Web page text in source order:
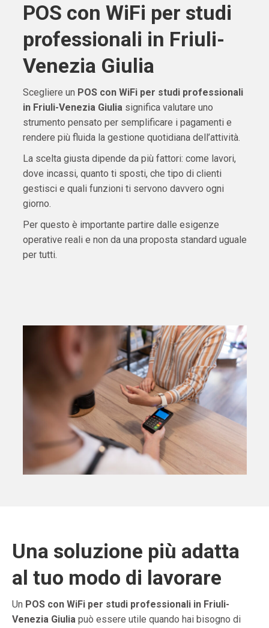
POS con WiFi per studi
professionali in Friuli-
Venezia Giulia
Scegliere un POS con WiFi per studi professionali
in Friuli-Venezia Giuliasignifica valutare uno
strumento pensato per semplificare i pagamenti e
rendere più fluida la gestione quotidiana dell’attività.
La scelta giusta dipende da più fattori: come lavori,
dove incassi, quanto ti sposti, che tipo di clienti
gestisci e quali funzioni ti servono davvero ogni
giorno.
Per questo è importante partire dalle esigenze
operative reali e non da una proposta standard uguale
per tutti.
Una soluzione più adatta
al tuo modo di lavorare
Un POS con WiFi per studi professionali in Friuli-
Venezia Giulia può essere utile quando hai bisogno di